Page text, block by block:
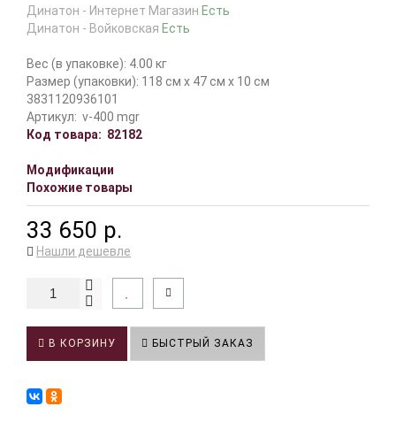
Динатон - Интернет Магазин Есть
Динатон - Войковская Есть
Вес (в упаковке): 4.00 кг
Размер (упаковки): 118 см x 47 см x 10 см
3831120936101
Артикул: v-400 mgr
Код товара: 82182
Модификации
Похожие товары
33 650 р.
Нашли дешевле
В КОРЗИНУ БЫСТРЫЙ ЗАКАЗ